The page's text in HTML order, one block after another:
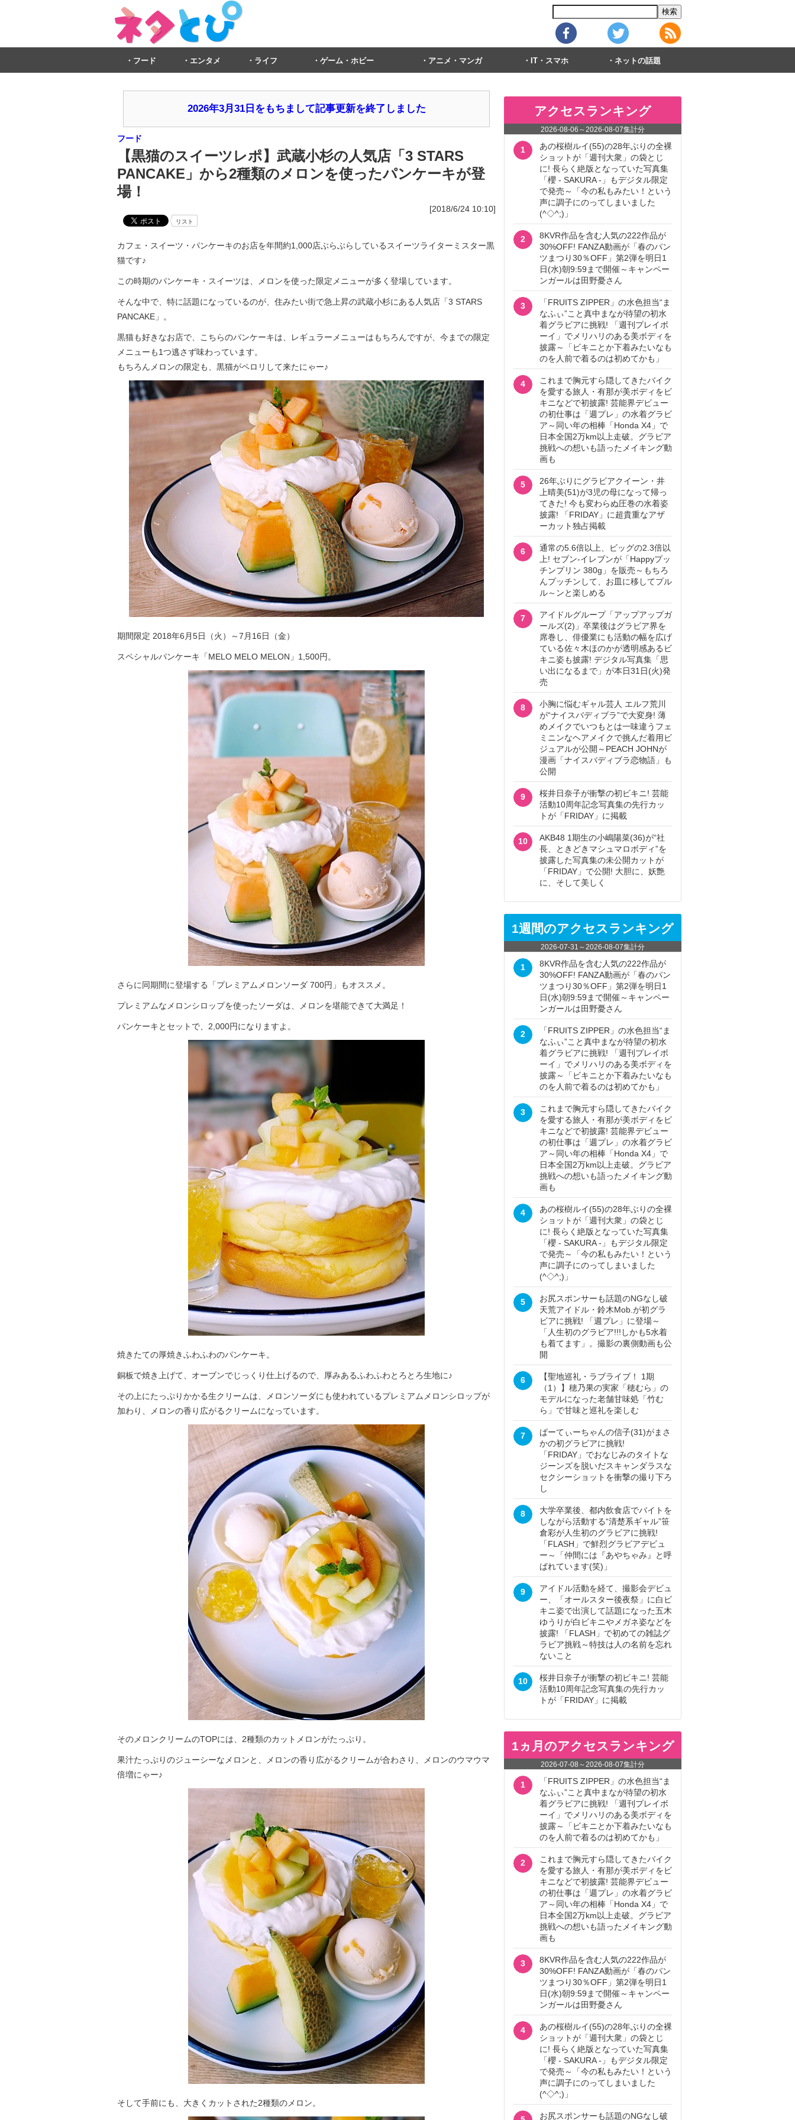
フード エンタメ ライフ ゲーム・ホビー アニメ・マンガ IT・スマホ ネットの話題
2026年3月31日をもちまして記事更新を終了しました
フード
【黒猫のスイーツレポ】武蔵小杉の人気店「3 STARS
PANCAKE」から2種類のメロンを使ったパンケーキが登
場！
[2018/6/24 10:10]
リスト
カフェ・スイーツ・パンケーキのお店を年間約1,000店ぶらぶらしているスイーツライターミスター黒
猫です♪
この時期のパンケーキ・スイーツは、メロンを使った限定メニューが多く登場しています。
そんな中で、特に話題になっているのが、住みたい街で急上昇の武蔵小杉にある人気店「3 STARS
PANCAKE」。
黒猫も好きなお店で、こちらのパンケーキは、レギュラーメニューはもちろんですが、今までの限定
メニューも1つ逃さず味わっています。
もちろんメロンの限定も、黒猫がペロリして来たにゃー♪
期間限定 2018年6月5日（火）～7月16日（金）
スペシャルパンケーキ「MELO MELO MELON」1,500円。
さらに同期間に登場する「プレミアムメロンソーダ 700円」もオススメ。
プレミアムなメロンシロップを使ったソーダは、メロンを堪能できて大満足！
パンケーキとセットで、2,000円になりますよ。
焼きたての厚焼きふわふわのパンケーキ。
銅板で焼き上げて、オーブンでじっくり仕上げるので、厚みあるふわふわとろとろ生地に♪
その上にたっぷりかかる生クリームは、メロンソーダにも使われているプレミアムメロンシロップが
加わり、メロンの香り広がるクリームになっています。
そのメロンクリームのTOPには、2種類のカットメロンがたっぷり。
果汁たっぷりのジューシーなメロンと、メロンの香り広がるクリームが合わさり、メロンのウマウマ
倍増にゃー♪
そして手前にも、大きくカットされた2種類のメロン。
アクセスランキング
2026-08-06 ～2026-08-07集計分
1
あの桜樹ルイ(55)の28年ぶりの全裸
ショットが「週刊大衆」の袋とじ
に! 長らく絶版となっていた写真集
「櫻 - SAKURA -」もデジタル限定
で発売～「今の私もみたい！という
声に調子にのってしまいました
(^◇^;)」
2
8KVR作品を含む人気の222作品が
30%OFF! FANZA動画が「春のパン
ツまつり30％OFF」第2弾を明日1
日(水)朝9:59まで開催～キャンペー
ンガールは田野憂さん
3
「FRUITS ZIPPER」の水色担当“ま
なふぃ”こと真中まなが待望の初水
着グラビアに挑戦! 「週刊プレイボ
ーイ」でメリハリのある美ボディを
披露～「ビキニとか下着みたいなも
のを人前で着るのは初めてかも」
4
これまで胸元すら隠してきたバイク
を愛する旅人・有那が美ボディをビ
キニなどで初披露! 芸能界デビュー
の初仕事は「週プレ」の水着グラビ
ア～同い年の相棒「Honda X4」で
日本全国2万km以上走破。グラビア
挑戦への想いも語ったメイキング動
画も
5
26年ぶりにグラビアクイーン・井
上晴美(51)が3児の母になって帰っ
てきた! 今も変わらぬ圧巻の水着姿
披露! 「FRIDAY」に超貴重なアザ
ーカット独占掲載
6
通常の5.6倍以上、ビッグの2.3倍以
上! セブン‐イレブンが「Happyプッ
チンプリン 380g」を販売～もちろ
んプッチンして、お皿に移してプル
ル～ンと楽しめる
7
アイドルグループ「アップアップガ
ールズ(2)」卒業後はグラビア界を
席巻し、俳優業にも活動の幅を広げ
ている佐々木ほのかが透明感あるビ
キニ姿も披露! デジタル写真集「思
い出になるまで」が本日31日(火)発
売
8
小胸に悩むギャル芸人 エルフ荒川
が“ナイスバディブラ”で大変身! 薄
めメイクでいつもとは一味違うフェ
ミニンなヘアメイクで挑んだ着用ビ
ジュアルが公開～PEACH JOHNが
漫画「ナイスバディブラ恋物語」も
公開
9
桜井日奈子が衝撃の初ビキニ! 芸能
活動10周年記念写真集の先行カッ
トが「FRIDAY」に掲載
10
AKB48 1期生の小嶋陽菜(36)が“社
長、ときどきマシュマロボディ”を
披露した写真集の未公開カットが
「FRIDAY」で公開! 大胆に、妖艶
に、そして美しく
1週間のアクセスランキング
2026-07-31 ～2026-08-07集計分
1
8KVR作品を含む人気の222作品が
30%OFF! FANZA動画が「春のパン
ツまつり30％OFF」第2弾を明日1
日(水)朝9:59まで開催～キャンペー
ンガールは田野憂さん
2
「FRUITS ZIPPER」の水色担当“ま
なふぃ”こと真中まなが待望の初水
着グラビアに挑戦! 「週刊プレイボ
ーイ」でメリハリのある美ボディを
披露～「ビキニとか下着みたいなも
のを人前で着るのは初めてかも」
3
これまで胸元すら隠してきたバイク
を愛する旅人・有那が美ボディをビ
キニなどで初披露! 芸能界デビュー
の初仕事は「週プレ」の水着グラビ
ア～同い年の相棒「Honda X4」で
日本全国2万km以上走破。グラビア
挑戦への想いも語ったメイキング動
画も
4
あの桜樹ルイ(55)の28年ぶりの全裸
ショットが「週刊大衆」の袋とじ
に! 長らく絶版となっていた写真集
「櫻 - SAKURA -」もデジタル限定
で発売～「今の私もみたい！という
声に調子にのってしまいました
(^◇^;)」
5
お尻スポンサーも話題のNGなし破
天荒アイドル・鈴木Mob.が初グラ
ビアに挑戦! 「週プレ」に登場～
「人生初のグラビア!!!しかも5水着
も着てます」。撮影の裏側動画も公
開
6
【聖地巡礼・ラブライブ！ 1期
（1）】穂乃果の実家「穂むら」の
モデルになった老舗甘味処「竹む
ら」で甘味と巡礼を楽しむ
7
ぱーてぃーちゃんの信子(31)がまさ
かの初グラビアに挑戦!
「FRIDAY」でおなじみのタイトな
ジーンズを脱いだスキャンダラスな
セクシーショットを衝撃の撮り下ろ
し
8
大学卒業後、都内飲食店でバイトを
しながら活動する“清楚系ギャル”笹
倉彩が人生初のグラビアに挑戦!
「FLASH」で鮮烈グラビアデビュ
ー～「仲間には『あやちゃみ』と呼
ばれています(笑)」
9
アイドル活動を経て、撮影会デビュ
ー、「オールスター後夜祭」に白ビ
キニ姿で出演して話題になった五木
ゆうりが白ビキニやメガネ姿などを
披露! 「FLASH」で初めての雑誌グ
ラビア挑戦～特技は人の名前を忘れ
ないこと
10
桜井日奈子が衝撃の初ビキニ! 芸能
活動10周年記念写真集の先行カッ
トが「FRIDAY」に掲載
1ヵ月のアクセスランキング
2026-07-08 ～2026-08-07集計分
1
「FRUITS ZIPPER」の水色担当“ま
なふぃ”こと真中まなが待望の初水
着グラビアに挑戦! 「週刊プレイボ
ーイ」でメリハリのある美ボディを
披露～「ビキニとか下着みたいなも
のを人前で着るのは初めてかも」
2
これまで胸元すら隠してきたバイク
を愛する旅人・有那が美ボディをビ
キニなどで初披露! 芸能界デビュー
の初仕事は「週プレ」の水着グラビ
ア～同い年の相棒「Honda X4」で
日本全国2万km以上走破。グラビア
挑戦への想いも語ったメイキング動
画も
3
8KVR作品を含む人気の222作品が
30%OFF! FANZA動画が「春のパン
ツまつり30％OFF」第2弾を明日1
日(水)朝9:59まで開催～キャンペー
ンガールは田野憂さん
4
あの桜樹ルイ(55)の28年ぶりの全裸
ショットが「週刊大衆」の袋とじ
に! 長らく絶版となっていた写真集
「櫻 - SAKURA -」もデジタル限定
で発売～「今の私もみたい！という
声に調子にのってしまいました
(^◇^;)」
お尻スポンサーも話題のNGなし破